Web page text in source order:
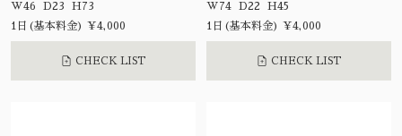
W46 D23 H73
1日(基本料金) ¥4,000
CHECK LIST
W74 D22 H45
1日(基本料金) ¥4,000
CHECK LIST